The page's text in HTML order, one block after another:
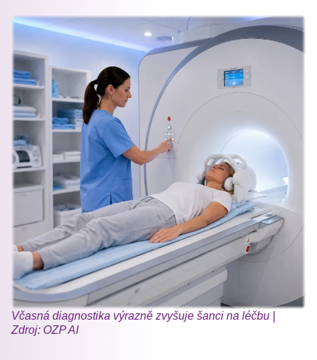
Včasná diagnostika výrazně zvyšuje šanci na léčbu |
Zdroj: OZP AI